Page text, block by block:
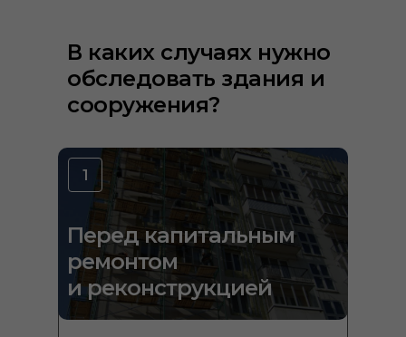
В каких случаях нужно
обследовать здания и
сооружения?
Перед капитальным
ремонтом
и реконструкцией
1